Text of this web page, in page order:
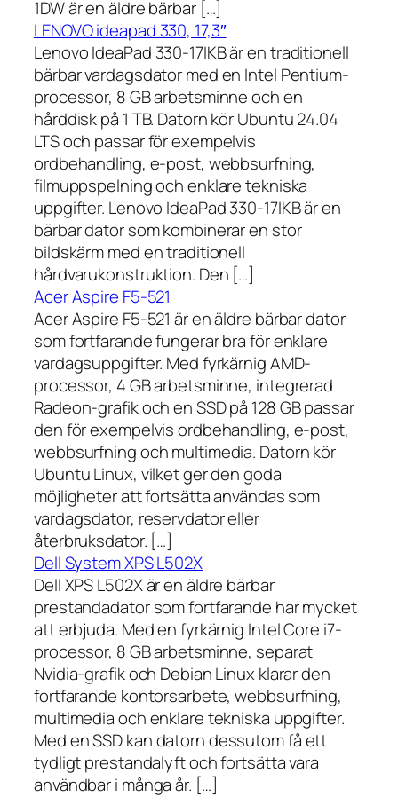
1DW är en äldre bärbar […]
LENOVO ideapad 330, 17,3″
Lenovo IdeaPad 330-17IKB är en traditionell
bärbar vardagsdator med en Intel Pentium-
processor, 8 GB arbetsminne och en
hårddisk på 1 TB. Datorn kör Ubuntu 24.04
LTS och passar för exempelvis
ordbehandling, e-post, webbsurfning,
filmuppspelning och enklare tekniska
uppgifter. Lenovo IdeaPad 330-17IKB är en
bärbar dator som kombinerar en stor
bildskärm med en traditionell
hårdvarukonstruktion. Den […]
Acer Aspire F5-521
Acer Aspire F5-521 är en äldre bärbar dator
som fortfarande fungerar bra för enklare
vardagsuppgifter. Med fyrkärnig AMD-
processor, 4 GB arbetsminne, integrerad
Radeon-grafik och en SSD på 128 GB passar
den för exempelvis ordbehandling, e-post,
webbsurfning och multimedia. Datorn kör
Ubuntu Linux, vilket ger den goda
möjligheter att fortsätta användas som
vardagsdator, reservdator eller
återbruksdator. […]
Dell System XPS L502X
Dell XPS L502X är en äldre bärbar
prestandadator som fortfarande har mycket
att erbjuda. Med en fyrkärnig Intel Core i7-
processor, 8 GB arbetsminne, separat
Nvidia-grafik och Debian Linux klarar den
fortfarande kontorsarbete, webbsurfning,
multimedia och enklare tekniska uppgifter.
Med en SSD kan datorn dessutom få ett
tydligt prestandalyft och fortsätta vara
användbar i många år. […]